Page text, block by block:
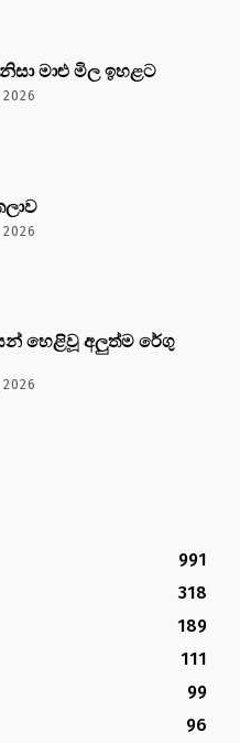
මාළු මිල ඉහළට
2026
2026
හෙළිවූ අලුත්ම රේගු
2026
991
318
189
111
99
96